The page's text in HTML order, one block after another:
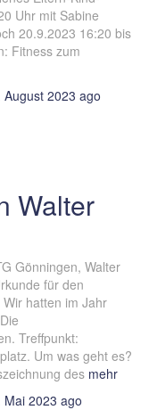
Uhr mit Sabine
20.9.2023 16:20 bis
Fitness zum
August 2023 ago
Walter
Gönningen, Walter
für den
hatten im Jahr
Treffpunkt:
Um was geht es?
des mehr
Mai 2023 ago